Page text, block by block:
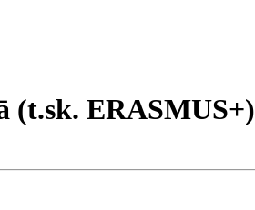
(t.sk. ERASMUS+)